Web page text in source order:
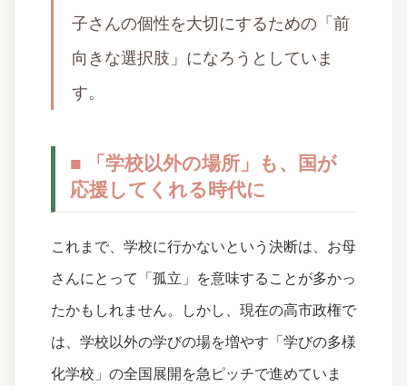
子さんの個性を大切にするための「前
向きな選択肢」になろうとしていま
す。
■ 「学校以外の場所」も、国が
応援してくれる時代に
これまで、学校に行かないという決断は、お母
さんにとって「孤立」を意味することが多かっ
たかもしれません。しかし、現在の高市政権で
は、学校以外の学びの場を増やす「学びの多様
化学校」の全国展開を急ピッチで進めていま